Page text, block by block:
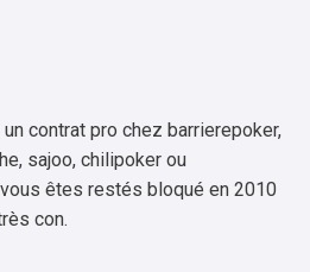
contrat pro chez barrierepoker,
sajoo, chilipoker ou
êtes restés bloqué en 2010
con.